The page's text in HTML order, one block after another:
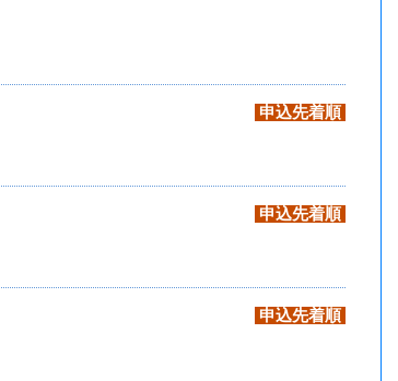
申込先着順
申込先着順
申込先着順